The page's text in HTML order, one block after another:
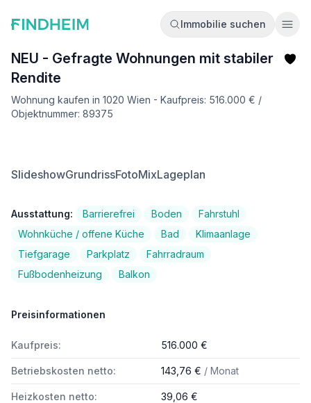
Immobilie suchen
NEU - Gefragte Wohnungen mit stabiler
Rendite
Wohnung kaufen in 1020 Wien - Kaufpreis: 516.000 € /
Objektnummer: 89375
SlideshowGrundrissFotoMixLageplan
Ausstattung: Barrierefrei Boden
Fahrstuhl
Wohnküche / offene Küche
Bad
Klimaanlage
Tiefgarage
Parkplatz
Fahrradraum
Fußbodenheizung
Balkon
Preisinformationen
Kaufpreis: 516.000 €
Betriebskosten netto: 143,76 € / Monat
Heizkosten netto: 39,06 €